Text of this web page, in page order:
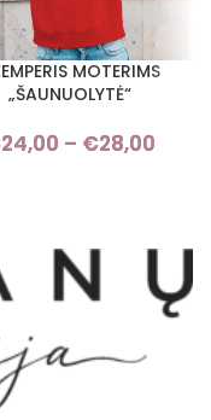
€24,00 through
MOTERIMS
„ŠAUNUOLYTĖ“
24,00 – €28,00